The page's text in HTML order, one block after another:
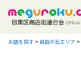
お店を探す > 自由が丘エリア >